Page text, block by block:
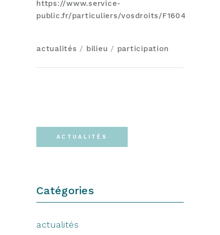
https://www.service-
public.fr/particuliers/vosdroits/F1604
actualités / bilieu / participation
ACTUALITÉS
Catégories
actualités